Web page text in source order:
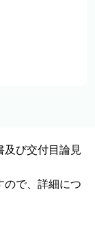
及び交付目論見
ので、詳細につ